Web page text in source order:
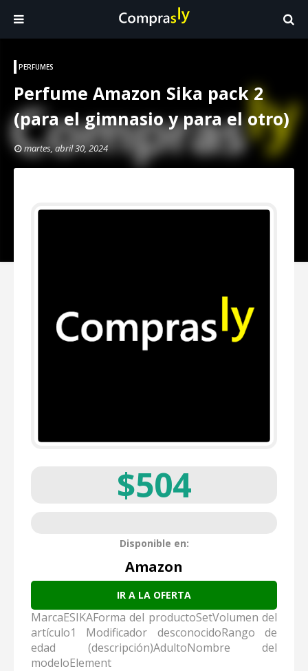
PERFUMES
Perfume Amazon Sika pack 2
(para el gimnasio y para el otro)
martes, abril 30, 2024
$504
Disponible en:
Amazon
IR A LA OFERTA
MarcaESIKAForma del productoSetVolumen del
artículo1 Modificador desconocidoRango de
edad (descripción)AdultoNombre del
modeloElement